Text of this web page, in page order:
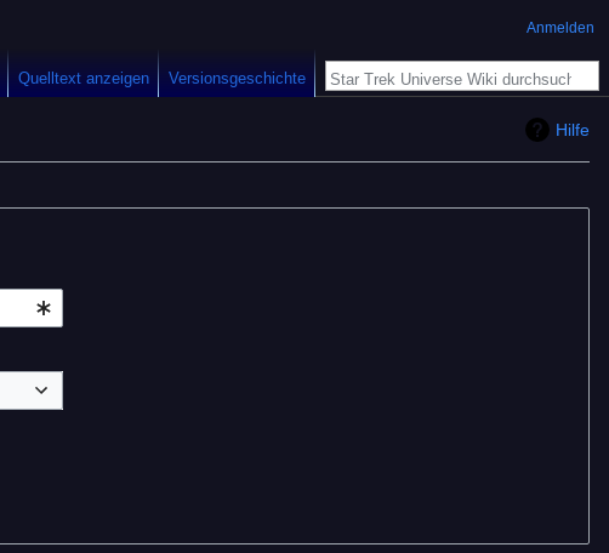
Hilfe
Anmelden
Quelltext anzeigen Versionsgeschichte